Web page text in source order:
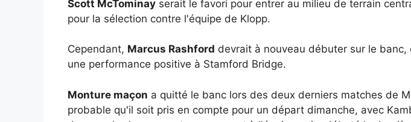
Scott McTominay serait le favori pour entrer au milieu de terrain
pour la sélection contre l'équipe de Klopp.
Cependant, Marcus Rashford devrait à nouveau débuter sur le banc,
une performance positive à Stamford Bridge.
Monture maçon a quitté le banc lors des deux derniers matches de
probable qu'il soit pris en compte pour un départ dimanche, avec